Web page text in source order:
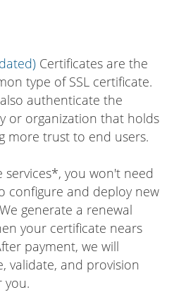
Certificates are the
type of SSL certificate.
also authenticate the
or organization that holds
more trust to end users.
services*, you won't need
configure and deploy new
generate a renewal
your certificate nears
payment, we will
validate, and provision
you.